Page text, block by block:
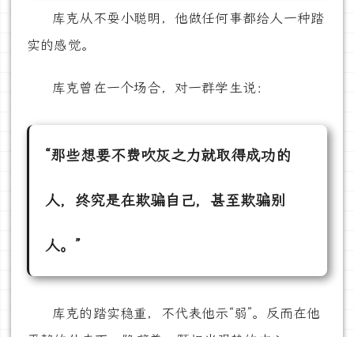
库克从不耍小聪明，他做任何事都给人一种踏
实的感觉。
库克曾在一个场合，对一群学生说：
“那些想要不费吹灰之力就取得成功的
人，终究是在欺骗自己，甚至欺骗别
人。”
库克的踏实稳重，不代表他示“弱”。反而在他